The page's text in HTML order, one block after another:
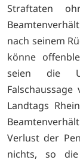
Straftaten
nach seinem
könne
seien die
Landtags
Verlust der
nichts, so